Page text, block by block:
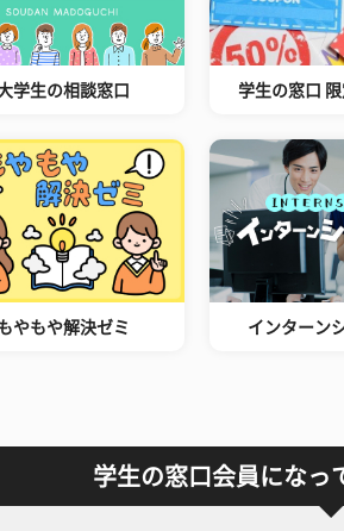
学生の相談窓口 学生の窓口
やもや解決ゼミ インターン
学生の窓口会員になっ